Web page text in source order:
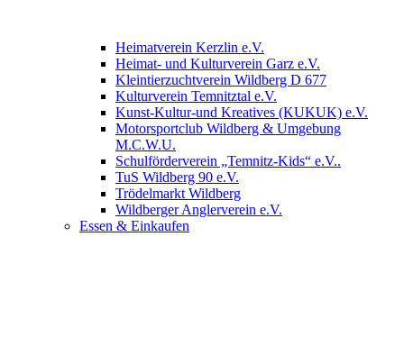
Heimatverein Kerzlin e.V.
Heimat- und Kulturverein Garz e.V.
Kleintierzuchtverein Wildberg D 677
Kulturverein Temnitztal e.V.
Kunst-Kultur-und Kreatives (KUKUK) e.V.
Motorsportclub Wildberg & Umgebung
M.C.W.U.
Schulförderverein „Temnitz-Kids“ e.V..
TuS Wildberg 90 e.V.
Trödelmarkt Wildberg
Wildberger Anglerverein e.V.
Essen & Einkaufen